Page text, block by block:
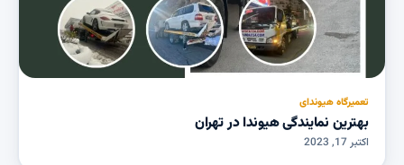
تعمیرگاه هیوندای
بهترین نمایندگی هیوندا در تهران
اکتبر 17, 2023